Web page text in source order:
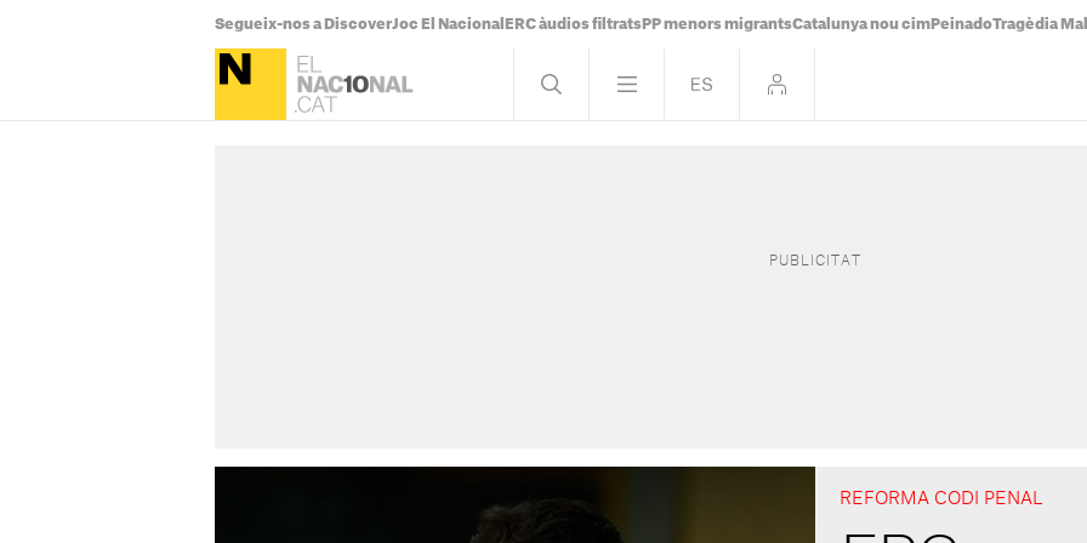
Segueix-nos a DiscoverJoc El Nacional ERC àudios filtrats PP menors migrantsCatalunya nou cim PeinadoTragèdia
REFORMA CODI PENAL